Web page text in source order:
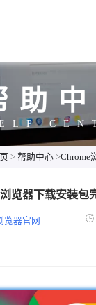
助
> 帮助中心 >Chrome
览器下载安装包
览器官网